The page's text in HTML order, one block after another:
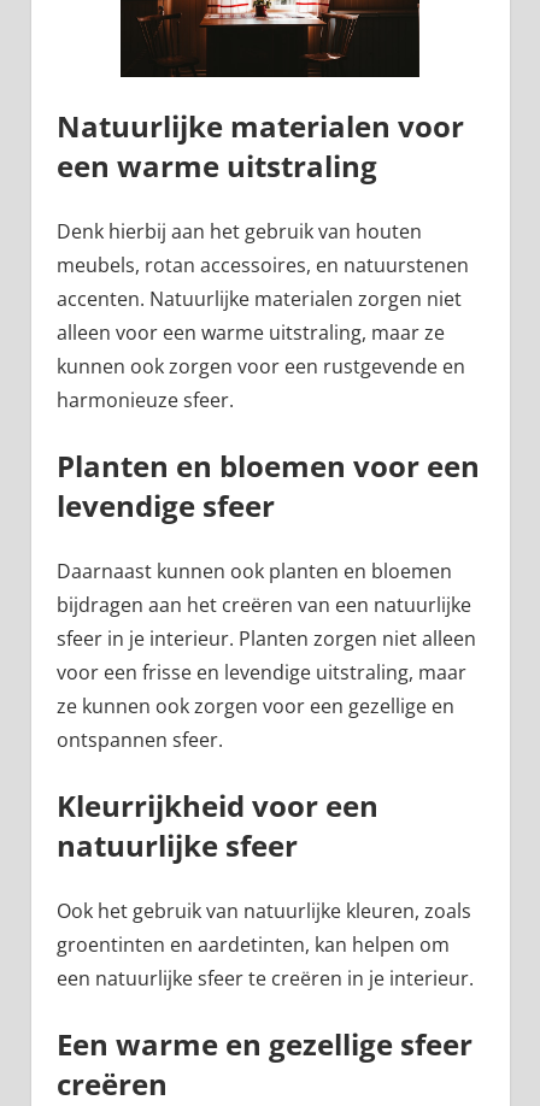
Natuurlijke materialen voor
een warme uitstraling
Denk hierbij aan het gebruik van houten
meubels, rotan accessoires, en natuurstenen
accenten. Natuurlijke materialen zorgen niet
alleen voor een warme uitstraling, maar ze
kunnen ook zorgen voor een rustgevende en
harmonieuze sfeer.
Planten en bloemen voor een
levendige sfeer
Daarnaast kunnen ook planten en bloemen
bijdragen aan het creëren van een natuurlijke
sfeer in je interieur. Planten zorgen niet alleen
voor een frisse en levendige uitstraling, maar
ze kunnen ook zorgen voor een gezellige en
ontspannen sfeer.
Kleurrijkheid voor een
natuurlijke sfeer
Ook het gebruik van natuurlijke kleuren, zoals
groentinten en aardetinten, kan helpen om
een natuurlijke sfeer te creëren in je interieur.
Een warme en gezellige sfeer
creëren